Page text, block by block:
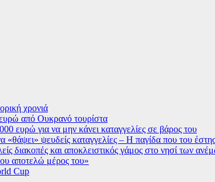
χρονιά
από Ουκρανό τουρίστα
ευρώ για να μην κάνει καταγγελίες σε βάρος του
«θάψει» ψευδείς καταγγελίες – Η παγίδα που του
διακοπές και αποκλειστικός γάμος στο νησί των
αποτελώ μέρος του»
Cup